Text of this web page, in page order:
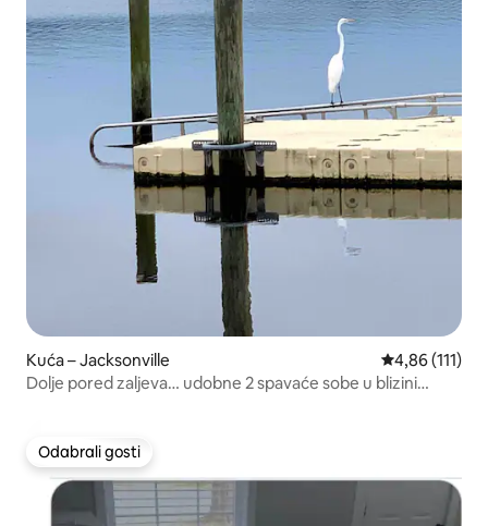
Kuća – Jacksonville Prosječna
4,86 (111)
Dolje pored zaljeva… udobne 2 spavaće sobe u blizini
Odabrali gosti
Odabrali gosti